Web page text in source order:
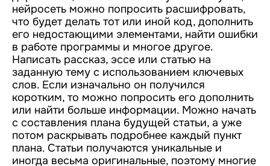
нейросеть можно попросить расшифровать,
что будет делать тот или иной код, дополнить
его недостающими элементами, найти ошибки
в работе программы и многое другое.
Написать рассказ, эссе или статью на
заданную тему с использованием ключевых
слов. Если изначально он получился
коротким, то можно попросить его дополнить
или найти больше информации. Можно начать
с составления плана будущей статьи, а уже
потом раскрывать подробнее каждый пункт
плана. Статьи получаются уникальные и
иногда весьма оригинальные, поэтому многие